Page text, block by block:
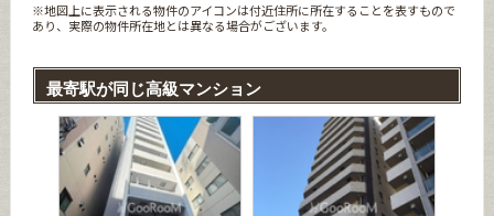
※地図上に表示される物件のアイコンは付近住所に所在することを表すもので
あり、実際の物件所在地とは異なる場合がございます。
最寄駅が同じ高級マンション